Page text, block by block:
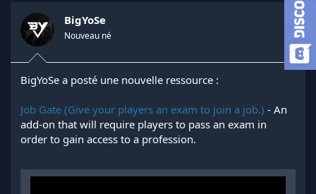
u
r
d
e
a
i
s
u
s
b
u
BigYoSe
Nouveau né
BigYoSe a posté une nouvelle ressource :
Job Gate (Give your players an exam to join a job.) - An
add-on that will require players to pass an exam in
order to gain access to a profession.